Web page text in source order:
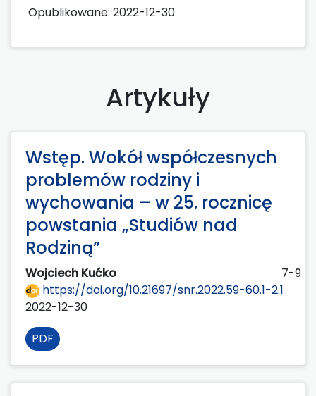
Opublikowane: 2022-12-30
Artykuły
Wstęp. Wokół współczesnych
problemów rodziny i
wychowania – w 25. rocznicę
powstania „Studiów nad
Rodziną”
Wojciech Kućko
7-9
https://doi.org/10.21697/snr.2022.59-60.1-2.1
2022-12-30
PDF